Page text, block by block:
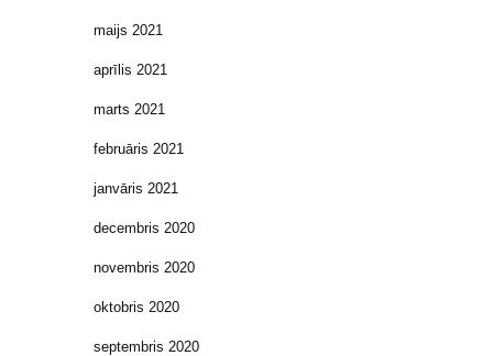
maijs 2021
aprīlis 2021
marts 2021
februāris 2021
janvāris 2021
decembris 2020
novembris 2020
oktobris 2020
septembris 2020